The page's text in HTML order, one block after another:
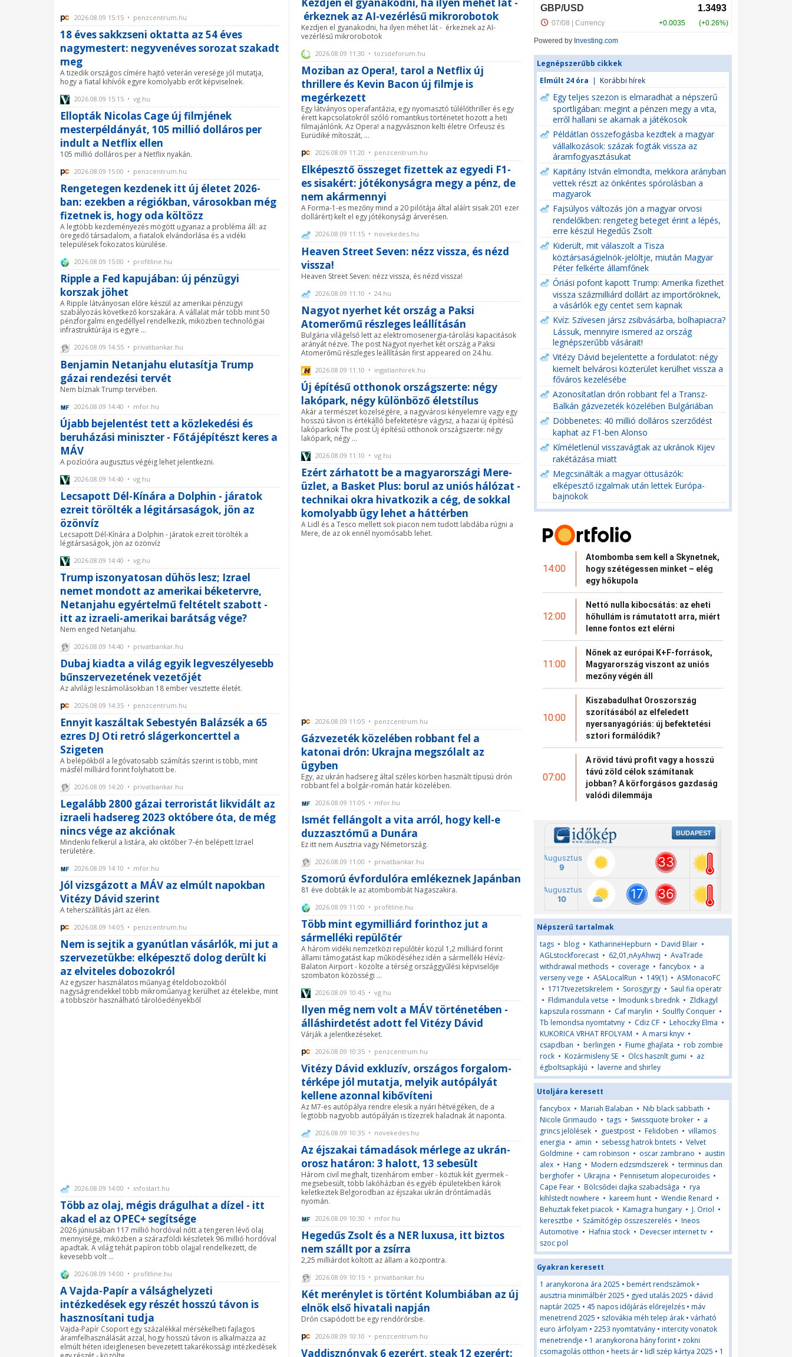
2026.08.09 15:15 • penzcentrum.hu
18 éves sakkzseni oktatta az 54 éves
nagymestert: negyvenéves sorozat szakadt
meg
A tizedik országos címére hajtó veterán veresége jól mutatja,
hogy a fiatal kihívók egyre komolyabb erőt képviselnek.
2026.08.09 15:15 • vg.hu
Ellopták Nicolas Cage új filmjének
mesterpéldányát, 105 millió dolláros per
indult a Netflix ellen
105 millió dolláros per a Netflix nyakán.
2026.08.09 15:00 • penzcentrum.hu
Rengetegen kezdenek itt új életet 2026-
ban: ezekben a régiókban, városokban még
fizetnek is, hogy oda költözz
A legtöbb kezdeményezés mögött ugyanaz a probléma áll: az
öregedő társadalom, a fiatalok elvándorlása és a vidéki
települések fokozatos kiürülése.
2026.08.09 15:00 • profitline.hu
Ripple a Fed kapujában: új pénzügyi
korszak jöhet
A Ripple látványosan előre készül az amerikai pénzügyi
szabályozás következő korszakára. A vállalat már több mint 50
pénzforgalmi engedéllyel rendelkezik, miközben technológiai
infrastruktúrája is egyre ...
2026.08.09 14:55 • privatbankar.hu
Benjamin Netanjahu elutasítja Trump
gázai rendezési tervét
Nem bíznak Trump tervében.
2026.08.09 14:40 • mfor.hu
Újabb bejelentést tett a közlekedési és
beruházási miniszter - Főtájépítészt keres a
MÁV
A pozícióra augusztus végéig lehet jelentkezni.
2026.08.09 14:40 • vg.hu
Lecsapott Dél-Kínára a Dolphin - járatok
ezreit törölték a légitársaságok, jön az
özönvíz
Lecsapott Dél-Kínára a Dolphin - járatok ezreit törölték a
légitársaságok, jön az özönvíz
2026.08.09 14:40 • vg.hu
Trump iszonyatosan dühös lesz; Izrael
nemet mondott az amerikai béketervre,
Netanjahu egyértelmű feltételt szabott -
itt az izraeli-amerikai barátság vége?
Nem enged Netanjahu.
2026.08.09 14:40 • privatbankar.hu
Dubaj kiadta a világ egyik legveszélyesebb
bűnszervezetének vezetőjét
Az alvilági leszámolásokban 18 ember vesztette életét.
2026.08.09 14:35 • penzcentrum.hu
Ennyit kaszáltak Sebestyén Balázsék a 65
ezres DJ Oti retró slágerkoncerttel a
Szigeten
A belépőkből a legóvatosabb számítás szerint is több, mint
másfél milliárd forint folyhatott be.
2026.08.09 14:20 • privatbankar.hu
Legalább 2800 gázai terroristát likvidált az
izraeli hadsereg 2023 októbere óta, de még
nincs vége az akciónak
Mindenki felkerül a listára, aki október 7-én belépett Izrael
területére.
2026.08.09 14:10 • mfor.hu
Jól vizsgázott a MÁV az elmúlt napokban
Vitézy Dávid szerint
A teherszállítás járt az élen.
2026.08.09 14:05 • penzcentrum.hu
Nem is sejtik a gyanútlan vásárlók, mi jut a
szervezetükbe: elképesztő dolog derült ki
az elviteles dobozokról
Az egyszer használatos műanyag ételdobozokból
nagyságrendekkel több mikroműanyag kerülhet az ételekbe, mint
a többször használható tárolóedényekből
2026.08.09 14:00 • infostart.hu
Több az olaj, mégis drágulhat a dízel - itt
akad el az OPEC+ segítsége
2026 júniusában 117 millió hordóval nőtt a tengeren lévő olaj
mennyisége, miközben a szárazföldi készletek 96 millió hordóval
apadtak. A világ tehát papíron több olajjal rendelkezett, de
kevesebb volt ...
2026.08.09 14:00 • profitline.hu
A Vajda-Papír a válsághelyzeti
intézkedések egy részét hosszú távon is
hasznosítani tudja
Vajda-Papír Csoport egy százalékkal mérsékelheti fajlagos
áramfelhasználását azzal, hogy hosszú távon is alkalmazza az
elmúlt héten ideiglenesen bevezetett takarékossági intézkedések
Kezdjen el gyanakodni, ha ilyen méhet lát -
érkeznek az AI-vezérlésű mikrorobotok
Kezdjen el gyanakodni, ha ilyen méhet lát - érkeznek az AI-
vezérlésű mikrorobotok
2026.08.09 11:30 • tozsdeforum.hu
Moziban az Opera!, tarol a Netflix új
thrillere és Kevin Bacon új filmje is
megérkezett
Egy látványos operafantázia, egy nyomasztó túlélőthriller és egy
érett kapcsolatokról szóló romantikus történetet hozott a heti
filmajánlónk. Az Opera! a nagyvásznon kelti életre Orfeusz és
Eurüdiké mítoszát, ...
2026.08.09 11:20 • penzcentrum.hu
Elképesztő összeget fizettek az egyedi F1-
es sisakért: jótékonyságra megy a pénz, de
nem akármennyi
A Forma-1-es mezőny mind a 20 pilótája által aláírt sisak 201 ezer
dollárért) kelt el egy jótékonysági árverésen.
2026.08.09 11:15 • novekedes.hu
Heaven Street Seven: nézz vissza, és nézd
vissza!
Heaven Street Seven: nézz vissza, és nézd vissza!
2026.08.09 11:10 • 24.hu
Nagyot nyerhet két ország a Paksi
Atomerőmű részleges leállításán
Bulgária világelső lett az elektromosenergia-tárolási kapacitások
arányát nézve. The post Nagyot nyerhet két ország a Paksi
Atomerőmű részleges leállításán first appeared on 24.hu.
2026.08.09 11:10 • ingatlanhirek.hu
Új építésű otthonok országszerte: négy
lakópark, négy különböző életstílus
Akár a természet közelségére, a nagyvárosi kényelemre vagy egy
hosszú távon is értékálló befektetésre vágysz, a hazai új építésű
lakóparkok The post Új építésű otthonok országszerte: négy
lakópark, négy ...
2026.08.09 11:10 • vg.hu
Ezért zárhatott be a magyarországi Mere-
üzlet, a Basket Plus: borul az uniós hálózat -
technikai okra hivatkozik a cég, de sokkal
komolyabb ügy lehet a háttérben
A Lidl és a Tesco mellett sok piacon nem tudott labdába rúgni a
Mere, de az ok ennél nyomósabb lehet.
2026.08.09 11:05 • penzcentrum.hu
Gázvezeték közelében robbant fel a
katonai drón: Ukrajna megszólalt az
ügyben
Egy, az ukrán hadsereg által széles körben használt típusú drón
robbant fel a bolgár-román határ közelében.
2026.08.09 11:05 • mfor.hu
Ismét fellángolt a vita arról, hogy kell-e
duzzasztómű a Dunára
Ez itt nem Ausztria vagy Németország.
2026.08.09 11:00 • privatbankar.hu
Szomorú évfordulóra emlékeznek Japánban
81 éve dobták le az atombombát Nagaszakira.
2026.08.09 11:00 • profitline.hu
Több mint egymilliárd forinthoz jut a
sármelléki repülőtér
A három vidéki nemzetközi repülőtér közül 1,2 milliárd forint
állami támogatást kap működéséhez idén a sármelléki Hévíz-
Balaton Airport - közölte a térség országgyűlési képviselője
szombaton közösségi ...
2026.08.09 10:45 • vg.hu
Ilyen még nem volt a MÁV történetében -
álláshirdetést adott fel Vitézy Dávid
Várják a jelentkezéseket.
2026.08.09 10:35 • penzcentrum.hu
Vitézy Dávid exkluzív, országos forgalom-
térképe jól mutatja, melyik autópályát
kellene azonnal kibővíteni
Az M7-es autópálya rendre elesik a nyári hétvégéken, de a
legtöbb nagyobb autópályán is tízezrek haladnak át naponta.
2026.08.09 10:35 • novekedes.hu
Az éjszakai támadások mérlege az ukrán-
orosz határon: 3 halott, 13 sebesült
Három civil meghalt, tizenhárom ember - köztük két gyermek -
megsebesült, több lakóházban és egyéb épületekben károk
keletkeztek Belgorodban az éjszakai ukrán dróntámadás
nyomán.
2026.08.09 10:30 • mfor.hu
Hegedűs Zsolt és a NER luxusa, itt biztos
nem szállt por a zsírra
2,25 milliárdot költött az állam a központra.
2026.08.09 10:15 • privatbankar.hu
Két merénylet is történt Kolumbiában az új
elnök első hivatali napján
Drón csapódott be egy rendőrőrsbe.
2026.08.09 10:10 • penzcentrum.hu
Vaddisznónyak 6 ezerért, steak 12 ezerért:
Powered by Investing.com
Legnépszerűbb cikkek
Elmúlt 24 óra | Korábbi hírek
Egy teljes szezon is elmaradhat a népszerű
sportligában: megint a pénzen megy a vita,
erről hallani se akarnak a játékosok
Példátlan összefogásba kezdtek a magyar
vállalkozások: százak fogták vissza az
áramfogyasztásukat
Kapitány István elmondta, mekkora arányban
vettek részt az önkéntes spórolásban a
magyarok
Fajsúlyos változás jön a magyar orvosi
rendelőkben: rengeteg beteget érint a lépés,
erre készül Hegedűs Zsolt
Kiderült, mit válaszolt a Tisza
köztársaságielnök-jelöltje, miután Magyar
Péter felkérte államfőnek
Óriási pofont kapott Trump: Amerika fizethet
vissza százmilliárd dollárt az importőröknek,
a vásárlók egy centet sem kapnak
Kvíz: Szívesen jársz zsibvásárba, bolhapiacra?
Lássuk, mennyire ismered az ország
legnépszerűbb vásárait!
Vitézy Dávid bejelentette a fordulatot: négy
kiemelt belvárosi közterület kerülhet vissza a
főváros kezelésébe
Azonosítatlan drón robbant fel a Transz-
Balkán gázvezeték közelében Bulgáriában
Döbbenetes: 40 millió dolláros szerződést
kaphat az F1-ben Alonso
Kíméletlenül visszavágtak az ukránok Kijev
rakétázása miatt
Megcsinálták a magyar öttusázók:
elképesztő izgalmak után lettek Európa-
bajnokok
14:00
Atombomba sem kell a Skynetnek,
hogy szétégessen minket – elég
egy hőkupola
12:00
Nettó nulla kibocsátás: az eheti
hőhullám is rámutatott arra, miért
lenne fontos ezt elérni
11:00
Nőnek az európai K+F-források,
Magyarország viszont az uniós
mezőny végén áll
10:00
Kiszabadulhat Oroszország
szorításából az elfeledett
nyersanyagóriás: új befektetési
sztori formálódik?
07:00
A rövid távú profit vagy a hosszú
távú zöld célok számítanak
jobban? A körforgásos gazdaság
valódi dilemmája
Népszerű tartalmak
tags • blog • KatharineHepburn • David Blair •
AGLstockforecast • 62,01,nAyAhwzj • AvaTrade
withdrawal methods • coverage •fancybox • a
verseny vege • ASALocalRun • 149(1) • ASMonacoFC
• 1717tvezetsikrelem • Sorosgyrgy • Saul fia operatr
• Fldimandula vetse • lmodunk s brednk • Zldkagyl
kapszula rossmann • Caf marylin • Soulfly Conquer •
Tb lemondsa nyomtatvny • Cdiz CF • Lehoczky Elma •
KUKORICA VRHAT RFOLYAM • A marsi knyv •
csapdban • berlingen • Fiume ghajlata • rob zombie
rock • Kozármisleny SE • Olcs hasznlt gumi • az
égboltsapkájú • laverne and shirley
Utoljára keresett
fancybox • Mariah Balaban • Nib black sabbath •
Nicole Grimaudo • tags • Swissquote broker • a
grincs jelölések • guestpost • Felidoben • villamos
energia • amin • sebessg hatrok bntets • Velvet
Goldmine • cam robinson • oscar zambrano • austin
alex • Hang • Modern edzsmdszerek • terminus dan
berghofer • Ukrajna • Pennisetum alopecuroides •
Cape Fear • Bölcsődei dajka szabadsága • rya
kihlstedt nowhere • kareem hunt • Wendie Renard •
Behuztak feket piacok • Kamagra hungary • J. Oriol •
keresztbe • Számítógép összeszerelés • Ineos
Automotive • Hafnia stock • Devecser internet tv •
szoc pol
Gyakran keresett
1 aranykorona ára 2025 • bemért rendszámok •
ausztria minimálbér 2025 • gyed utalás 2025 • dávid
naptár 2025 • 45 napos időjárás előrejelzés • máv
menetrend 2025 • szlovákia méh telep árak • várható
euro árfolyam • 2253 nyomtatvány • intercity vonatok
menetrendje • 1 aranykorona hány forint • zokni
csomagolás otthon • heets ár • lidl szép kártya 2025 • 1